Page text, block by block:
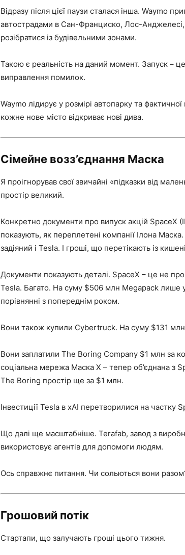
Відразу після цієї паузи сталася інша. Waymo
автострадами в Сан-Франциско, Лос-Анджелесі,
розібратися із будівельними зонами.
Такою є реальність на даний момент. Запуск –
виправлення помилок.
Waymo лідирує у розмірі автопарку та
кожне нове місто відкриває нові дива.
Сімейне возз’єднання Маска
Я проігнорував свої звичайні «підказки від
простір великий.
Конкретно документи про випуск акцій SpaceX
показують, як переплетені компанії Ілона
задіяний і Tesla. І гроші, що перетікають із
Документи показують деталі. SpaceX – це не
Tesla. Багато. На суму $506 млн Megapack лише
порівнянні з попереднім роком.
Вони також купили Cybertruck. На суму $131
Вони заплатили The Boring Company $1 млн за
соціальна мережа Маска X – тепер об’єднана з
The Boring простір ще за $1 млн.
Інвестиції Tesla в xAI перетворилися на частку
Що далі ще масштабніше. Terafab, завод з
використовує агентів для допомоги людям.
Ось справжнє питання. Чи сольються вони
Грошовий потік
Стартапи, що залучають гроші цього тижня.